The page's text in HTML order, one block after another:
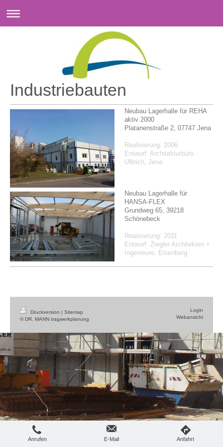
Industriebauten
Neubau Lagerhalle für REHA
aktiv 2000
Platanenstraße 2, 07747 Jena
Realisierung: 2006
Entwurf: Architekturbüro
Ulbrich, Jena
Neubau Lagerhalle für
HANSA-FLEX
Grundweg 65, 39218
Schönebeck
Reaiisierung: 2011
Entwurf: Ziegler Architekten +
Ingenieure, Eisenberg
Druckversion | Sitemap
© DR. MANN tragwerkplanung
Login
Webansicht
Anrufen E-Mail Anfahrt